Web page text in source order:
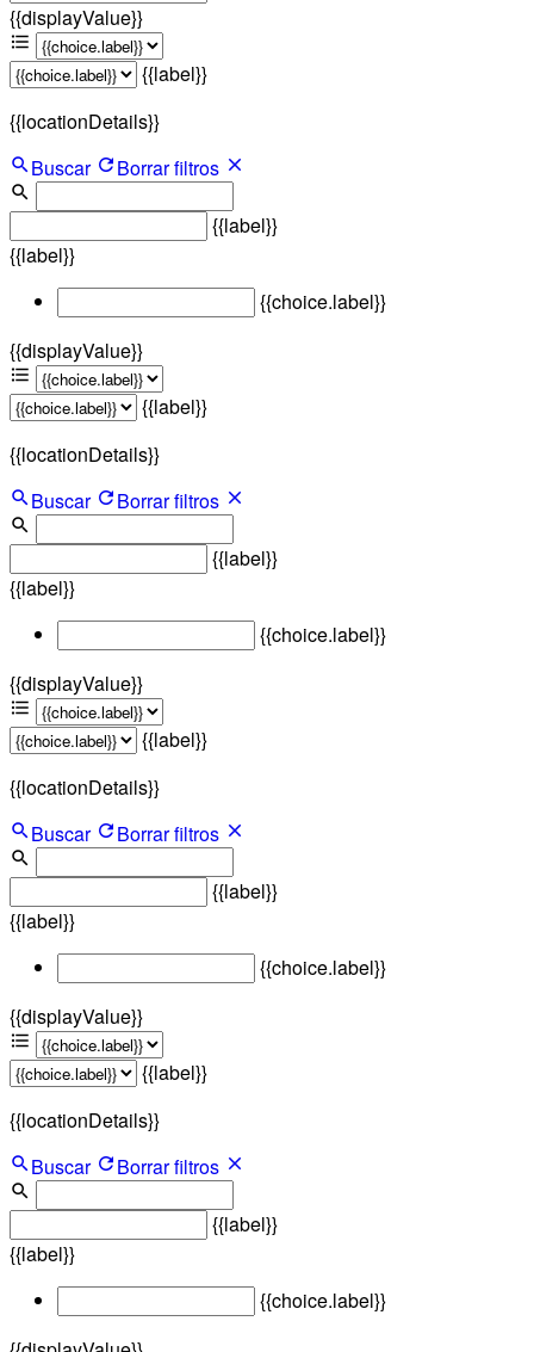
{{displayValue}}
{{label}}
{{locationDetails}}
Buscar
Borrar filtros
{{label}}
{{label}}
{{choice.label}}
{{displayValue}}
{{label}}
{{locationDetails}}
Buscar
Borrar filtros
{{label}}
{{label}}
{{choice.label}}
{{displayValue}}
{{label}}
{{locationDetails}}
Buscar
Borrar filtros
{{label}}
{{label}}
{{choice.label}}
{{displayValue}}
{{label}}
{{locationDetails}}
Buscar
Borrar filtros
{{label}}
{{label}}
{{choice.label}}